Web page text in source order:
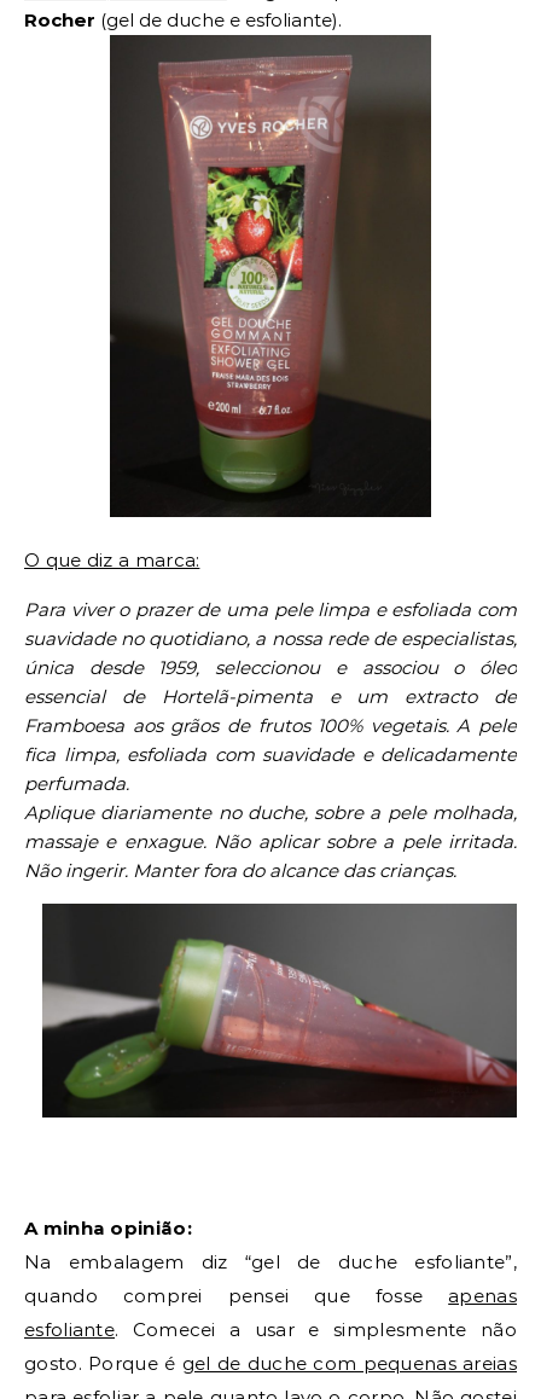
Rocher (gel de duche e esfoliante).
O que diz a marca:
Para viver o prazer de uma pele limpa e esfoliada com
suavidade no quotidiano, a nossa rede de especialistas,
única desde 1959, seleccionoue associou o óleo
essencial de Hortelã-pimenta e um extractode
Framboesa aos grãos de frutos 100% vegetais. A pele
fica limpa, esfoliada com suavidade e delicadamente
perfumada.
Aplique diariamente no duche, sobre a pele molhada,
massaje e enxague. Não aplicar sobre a pele irritada.
Não ingerir. Manter fora do alcance das crianças.
A minha opinião:
Na embalagem diz “gel de duche esfoliante”,
quando comprei pensei que fosseapenas
esfoliante. Comecei a usar e simplesmente não
gosto. Porque é gel de duche com pequenas areias